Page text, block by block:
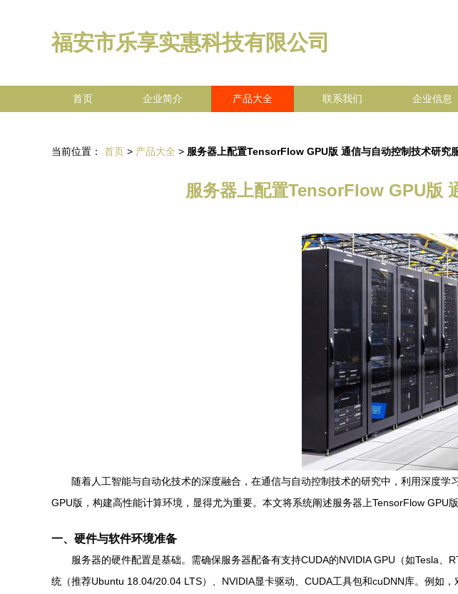
福安市乐享实惠科技有限公司
首页 企业简介 产品大全 联系我们 企业信息
当前位置： 首页 > 产品大全 > 服务器上配置TensorFlow GPU版 通信与自动控制技术研究
服务器上配置TensorFlow GPU版
随着人工智能与自动化技术的深度融合，在通信与自动控制技术的研究中，利用深度
GPU版，构建高性能计算环境，显得尤为重要。本文将系统阐述服务器上TensorFlow GPU
一、硬件与软件环境准备
服务器的硬件配置是基础。需确保服务器配备有支持CUDA的NVIDIA GPU（如Tesla
统（推荐Ubuntu 18.04/20.04 LTS）、NVIDIA显卡驱动、CUDA工具包和cuDNN库。例如